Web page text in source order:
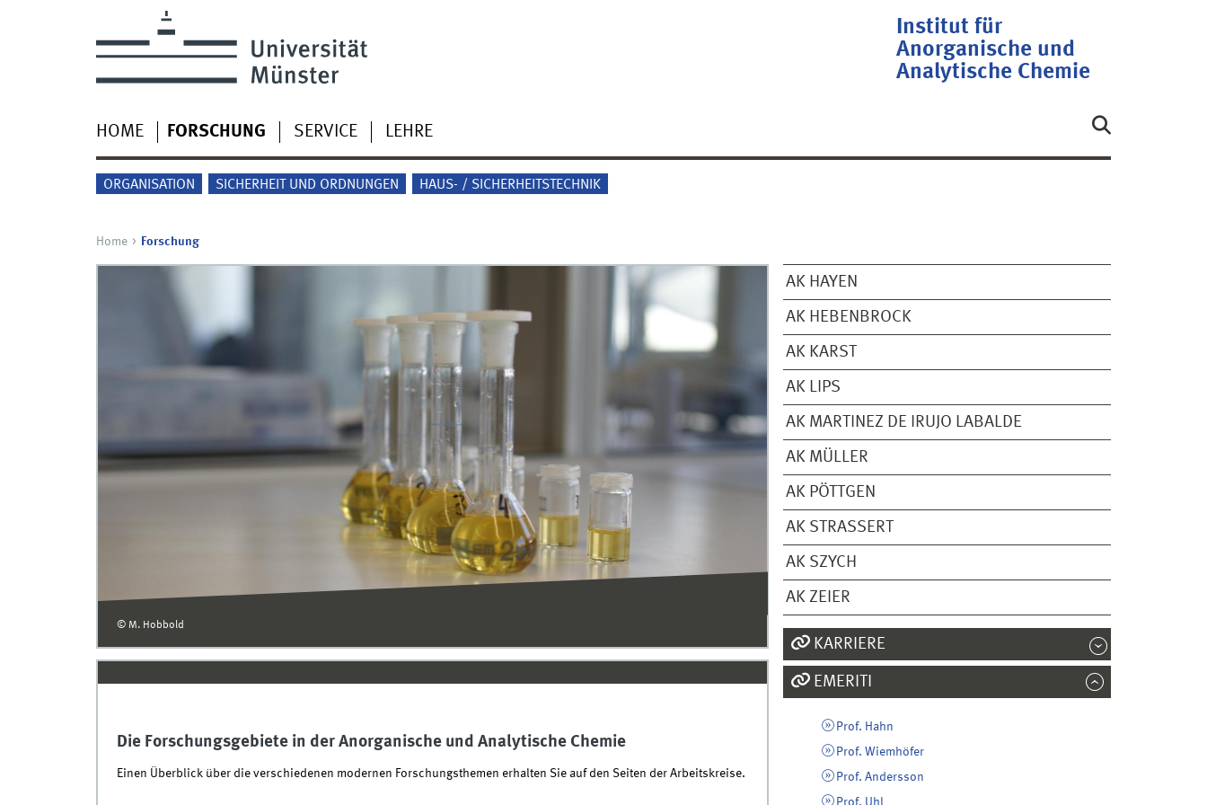
Institut für
Anorganische und
Analytische Chemie
HOME FORSCHUNG SERVICE LEHRE
ORGANISATION SICHERHEIT UND ORDNUNGEN HAUS- / SICHERHEITSTECHNIK
Home Forschung
AK HAYEN
AK HEBENBROCK
AK KARST
AK LIPS
AK MARTINEZ DE IRUJO LABALDE
AK MÜLLER
AK PÖTTGEN
AK STRASSERT
AK SZYCH
AK ZEIER
© M. Hobbold
Die Forschungsgebiete in der Anorganische und Analytische Chemie
Einen Überblick über die verschiedenen modernen Forschungsthemen erhalten Sie auf den Seiten der Arbeitskreise.
KARRIERE
EMERITI
Prof. Hahn
Prof. Wiemhöfer
Prof. Andersson
Prof. Uhl